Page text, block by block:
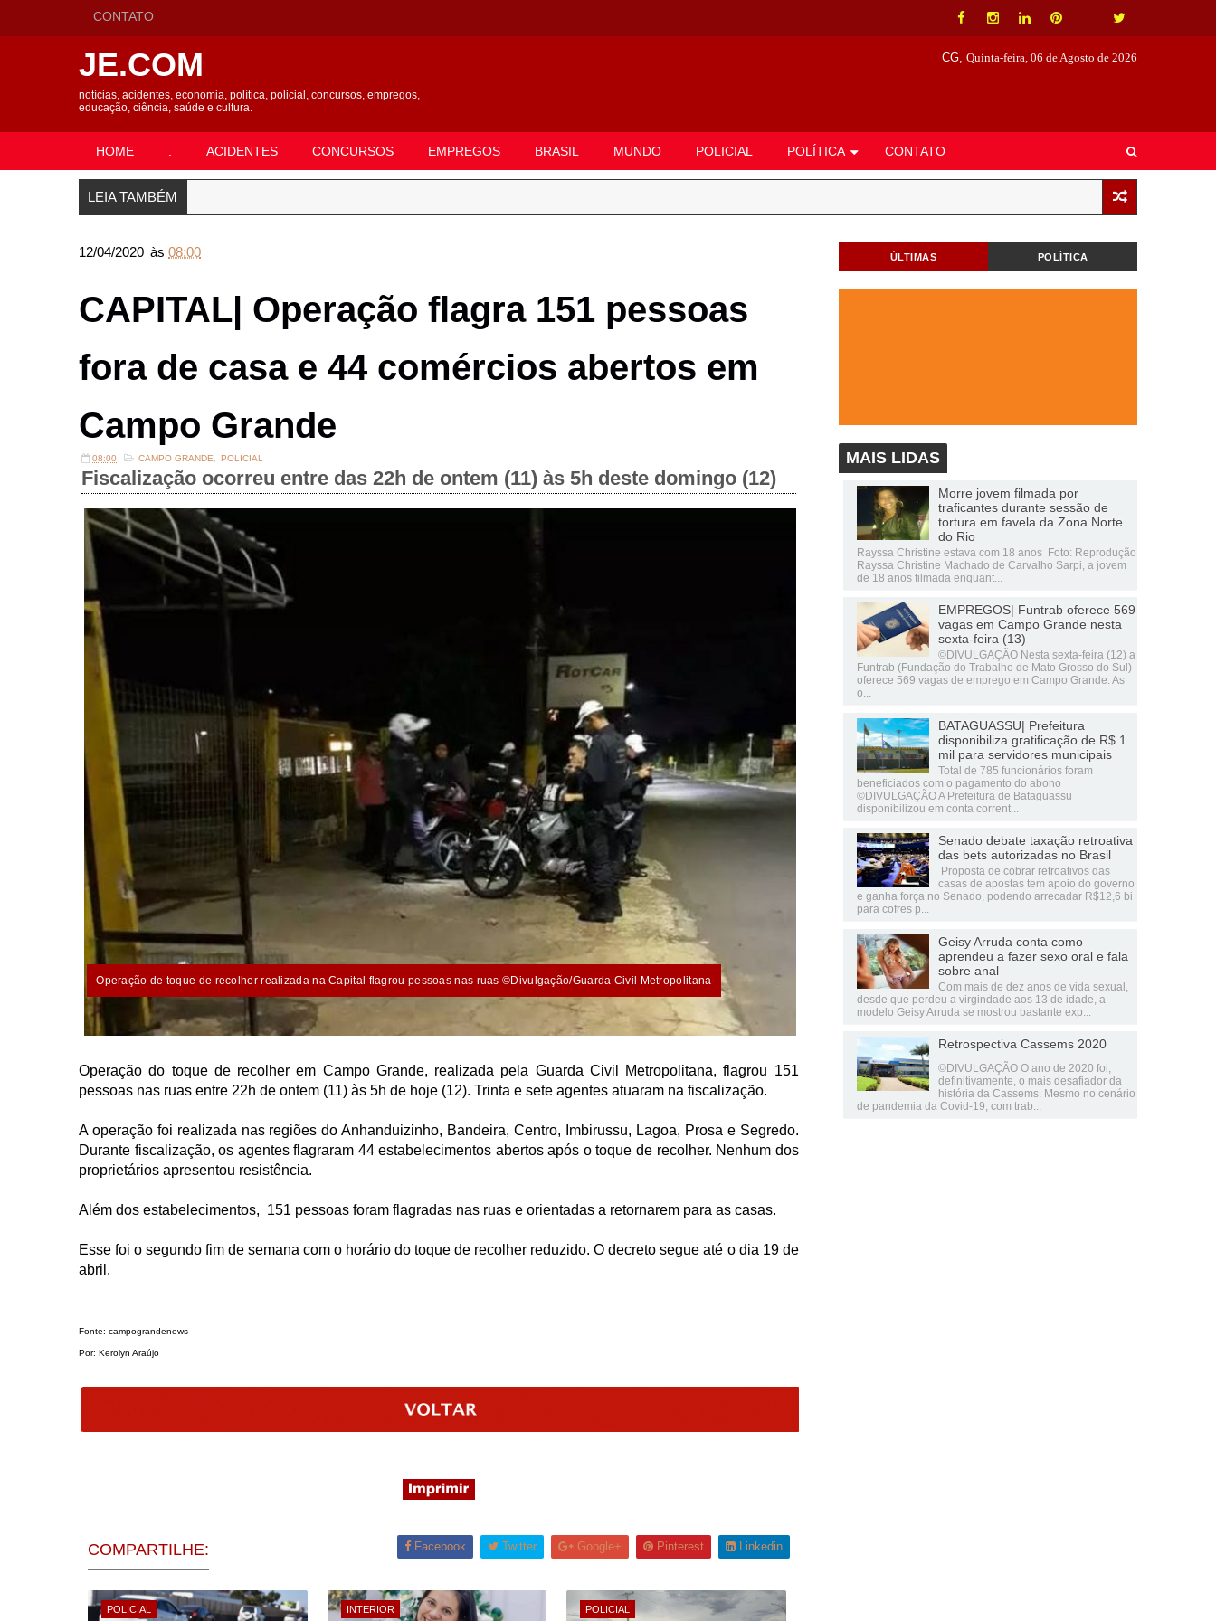
CONTATO
JE.COM
notícias, acidentes, economia, política, policial, concursos, empregos,
educação, ciência, saúde e cultura.
CG, Quinta-feira, 06 de Agosto de 2026
HOME ACIDENTES CONCURSOS EMPREGOS BRASIL MUNDO POLICIAL POLÍTICA CONTATO
LEIA TAMBÉM
12/04/2020 às 08:00
CAPITAL| Operação flagra 151 pessoas
fora de casa e 44 comércios abertos em
Campo Grande
08:00 CAMPO GRANDE POLICIAL
Fiscalização ocorreu entre das 22h de ontem (11) às 5h deste domingo (12)
Operação de toque de recolher realizada na Capital flagrou pessoas nas ruas ©Divulgação/Guarda Civil Metropolitana
Operação do toque de recolher em Campo Grande, realizada pela Guarda Civil Metropolitana, flagrou 151
pessoas nas ruas entre 22h de ontem (11) às 5h de hoje (12). Trinta e sete agentes atuaram na fiscalização.
A operação foi realizada nas regiões do Anhanduizinho, Bandeira, Centro, Imbirussu, Lagoa, Prosa e Segredo.
Durante fiscalização, os agentes flagraram 44 estabelecimentos abertos após o toque de recolher. Nenhum dos
proprietários apresentou resistência.
Além dos estabelecimentos, 151 pessoas foram flagradas nas ruas e orientadas a retornarem para as casas.
Esse foi o segundo fim de semana com o horário do toque de recolher reduzido. O decreto segue até o dia 19 de
abril.
Fonte: campograndenews
Por: Kerolyn Araújo
COMPARTILHE: Facebook Twitter Google+ Pinterest Linkedin
POLICIAL INTERIOR POLICIAL
ÚLTIMAS POLÍTICA
MAIS LIDAS
Morre jovem filmada por
traficantes durante sessão de
tortura em favela da Zona Norte
do Rio
Rayssa Christine estava com 18 anos Foto: Reprodução
Rayssa Christine Machado de Carvalho Sarpi, a jovem
de 18 anos filmada enquant...
EMPREGOS| Funtrab oferece 569
vagas em Campo Grande nesta
sexta-feira (13)
©DIVULGAÇÃO Nesta sexta-feira (12) a
Funtrab (Fundação do Trabalho de Mato Grosso do Sul)
oferece 569 vagas de emprego em Campo Grande. As
o...
BATAGUASSU| Prefeitura
disponibiliza gratificação de R$ 1
mil para servidores municipais
Total de 785 funcionários foram
beneficiados com o pagamento do abono
©DIVULGAÇÃO A Prefeitura de Bataguassu
disponibilizou em conta corrent...
Senado debate taxação retroativa
das bets autorizadas no Brasil
Proposta de cobrar retroativos das
casas de apostas tem apoio do governo
e ganha força no Senado, podendo arrecadar R$12,6 bi
para cofres p...
Geisy Arruda conta como
aprendeu a fazer sexo oral e fala
sobre anal
Com mais de dez anos de vida sexual,
desde que perdeu a virgindade aos 13 de idade, a
modelo Geisy Arruda se mostrou bastante exp...
Retrospectiva Cassems 2020
©DIVULGAÇÃO O ano de 2020 foi,
definitivamente, o mais desafiador da
história da Cassems. Mesmo no cenário
de pandemia da Covid-19, com trab...